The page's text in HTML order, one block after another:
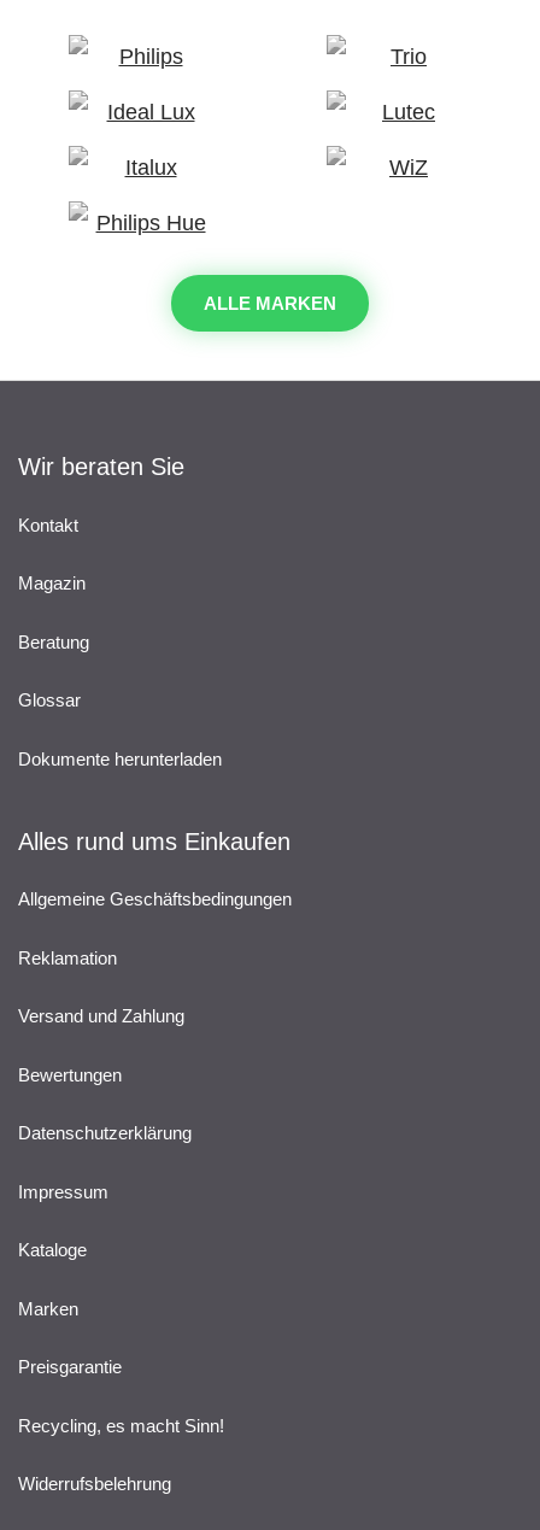
ALLE MARKEN
Wir beraten Sie
Kontakt
Magazin
Beratung
Glossar
Dokumente herunterladen
Alles rund ums Einkaufen
Allgemeine Geschäftsbedingungen
Reklamation
Versand und Zahlung
Bewertungen
Datenschutzerklärung
Impressum
Kataloge
Marken
Preisgarantie
Recycling, es macht Sinn!
Widerrufsbelehrung